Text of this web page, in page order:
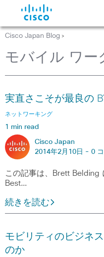
Cisco Japan Blog >
モバイル ワー
実直さこそが最良の
ネットワーキング
1 min read
Cisco Japan
2014年2月10日 - 0
この記事は、Brett Belding
Best…
続きを読む
モビリティのビジネ
のか